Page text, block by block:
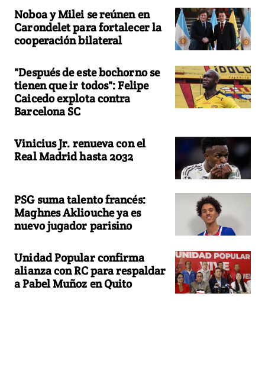
Noboa y Milei se reúnen en
Carondelet para fortalecer la
cooperación bilateral
"Después de este bochorno se
tienen que ir todos": Felipe
Caicedo explota contra
Barcelona SC
Vinicius Jr. renueva con el
Real Madrid hasta 2032
PSG suma talento francés:
Maghnes Akliouche ya es
nuevo jugador parisino
Unidad Popular confirma
alianza con RC para respaldar
a Pabel Muñoz en Quito